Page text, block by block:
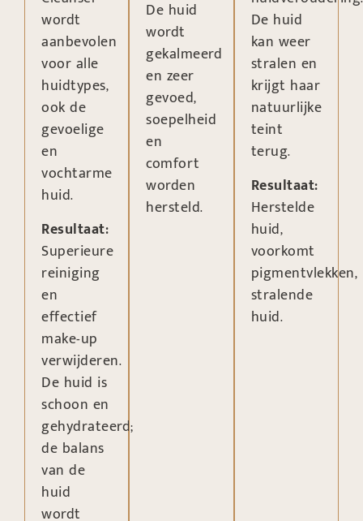
wordt
aanbevolen
voor alle
huidtypes,
ook de
gevoelige
en
vochtarme
huid.
Resultaat:
Superieure
reiniging
en
effectief
make-up
verwijderen.
De huid is
schoon en
gehydrateerd;
de balans
van de
huid
wordt
De huid
wordt
gekalmeerd
en zeer
gevoed,
soepelheid
en
comfort
worden
hersteld.
De huid
kan weer
stralen en
krijgt haar
natuurlijke
teint
terug.
Resultaat:
Herstelde
huid,
voorkomt
pigmentvlekken,
stralende
huid.